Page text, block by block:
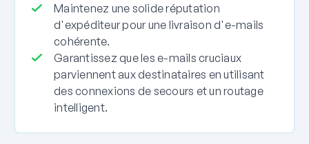
Maintenez une solide réputation
d'expéditeur pour une livraison d'e-mails
cohérente.
Garantissez que les e-mails cruciaux
parviennent aux destinataires en utilisant
des connexions de secours et un routage
intelligent.